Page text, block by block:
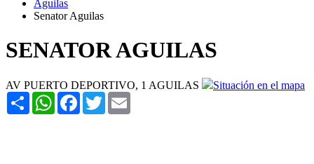
Aguilas
Senator Aguilas
SENATOR AGUILAS
AV PUERTO DEPORTIVO, 1 AGUILAS
Situación en el mapa
Share WhatsAppFacebook
Twitter